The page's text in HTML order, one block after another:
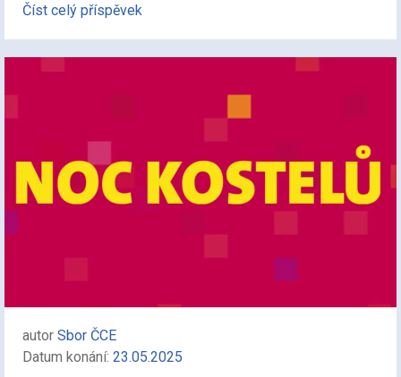
Číst celý příspěvek
autor Sbor ČCE
Datum konání: 23.05.2025